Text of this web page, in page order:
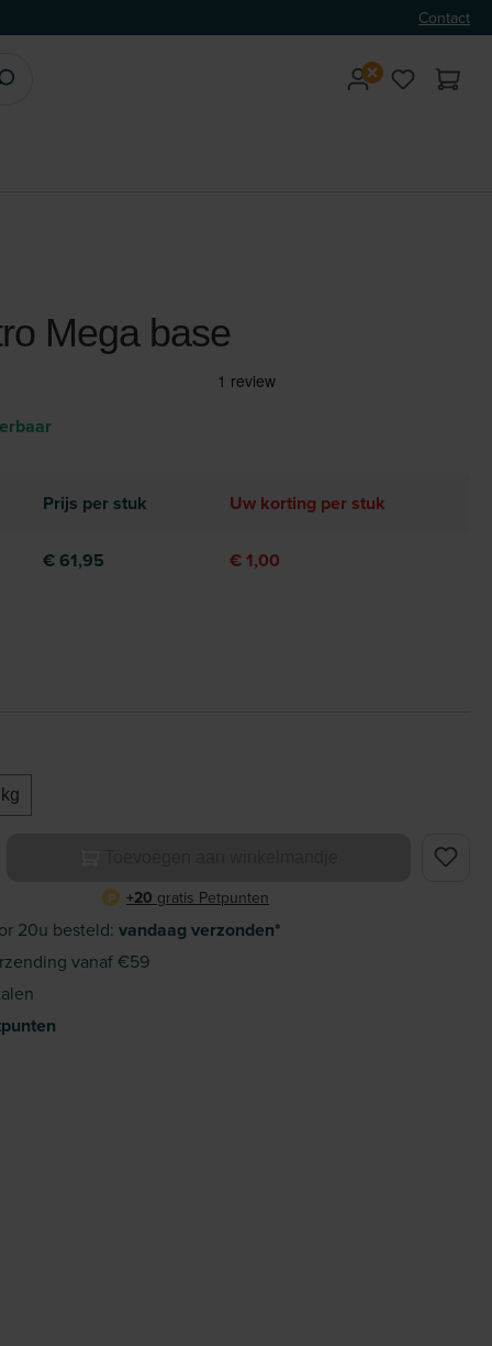
Contact
Mega base
Prijs per stuk Uw korting per stuk
€ 61,95 € 1,00
Voer de gewenste hoeveelheid in of gebruik de
P +20 gratis Petpunten
20u besteld: vandaag verzonden*
vanaf €59